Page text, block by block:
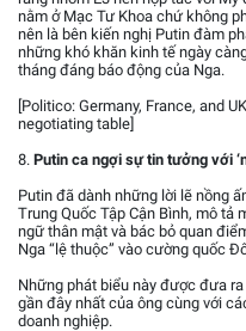
nằm ở Mạc Tư Khoa chứ không
nên là bên kiến nghị Putin đàm
những khó khăn kinh tế ngày
tháng đáng báo động của Nga.
[Politico: Germany, France, and
negotiating table]
8. Putin ca ngợi sự tin tưởng với
Putin đã dành những lời lẽ nồng
Trung Quốc Tập Cận Bình, mô tả
ngữ thân mật và bác bỏ quan
Nga “lệ thuộc” vào cường quốc
Những phát biểu này được đưa
gần đây nhất của ông cùng với
doanh nghiệp.